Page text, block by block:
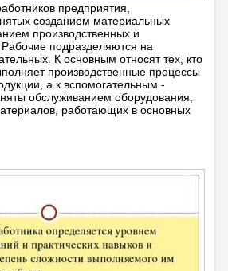
предприятия,
созданием материальных
производственных и
Рабочие подразделяются на
К основным относят тех, кто
производственные процессы
а к вспомогательным -
обслуживанием оборудования,
работающих в основных